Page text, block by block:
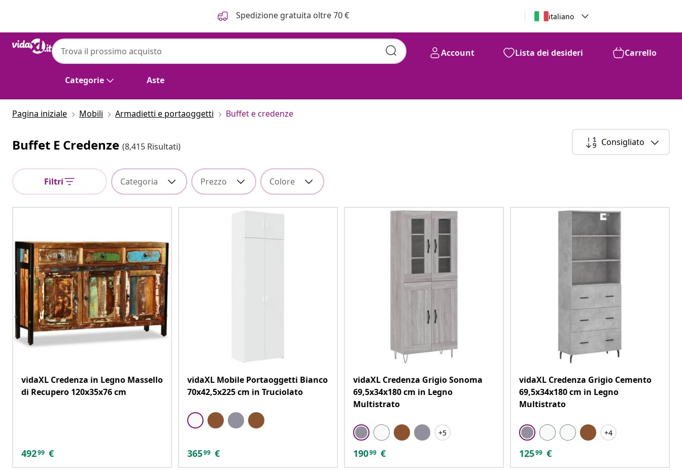
Spedizione gratuita oltre 70 € italiano
Categorie Aste
Account Lista dei desideri Carrello
Pagina iniziale Mobili Armadietti e portaoggetti Buffet e credenze
Buffet E Credenze (8,415 Risultati) Consigliato
Filtri Categoria Prezzo Colore
vidaXL Credenza in Legno Massello
di Recupero 120x35x76 cm
49299 €
vidaXL Mobile Portaoggetti Bianco
70x42,5x225 cm in Truciolato
36599 €
vidaXL Credenza Grigio Sonoma
69,5x34x180 cm in Legno
Multistrato
+5
19099 €
vidaXL Credenza Grigio Cemento
69,5x34x180 cm in Legno
Multistrato
+4
12599 €